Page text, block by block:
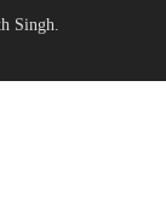
Singh.